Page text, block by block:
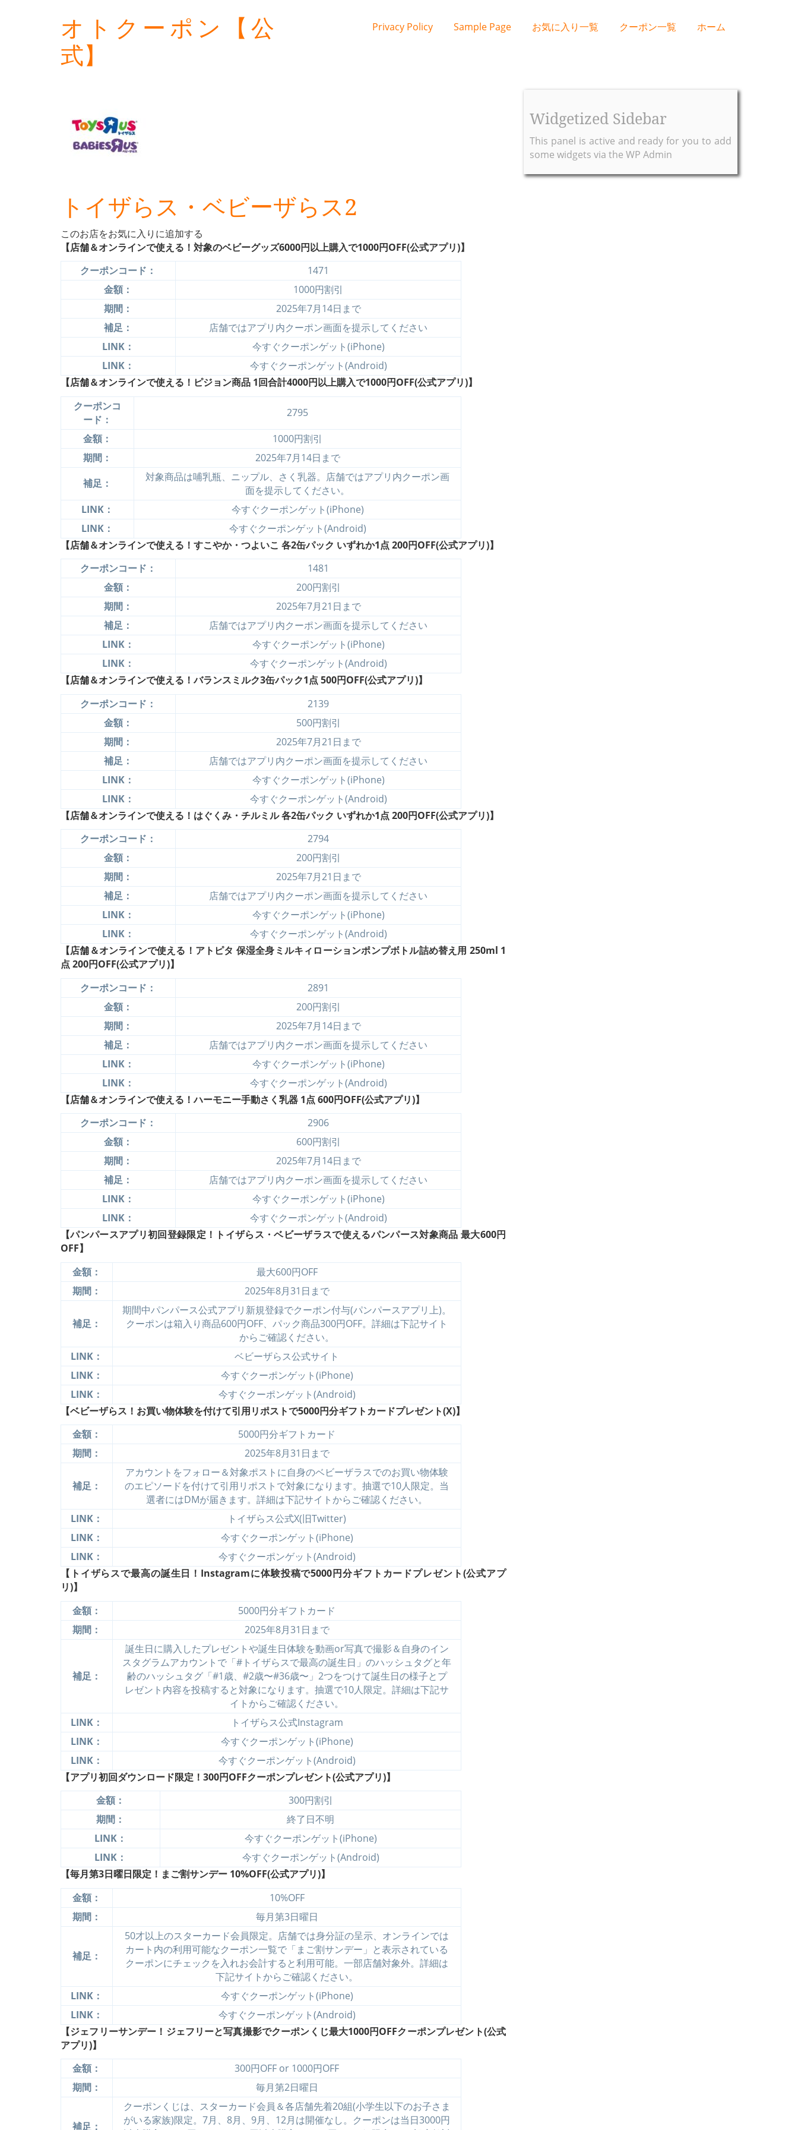
オトクーポン【公
式】
Privacy Policy Sample Page お気に入り一覧 クーポン一覧 ホーム
トイザらス・ベビーザらス2
このお店をお気に入りに追加する
【店舗＆オンラインで使える！対象のベビーグッズ6000円以上購入で1000円OFF(公式アプリ)】
クーポンコード：
1471
金額：
1000円割引
期間：
2025年7月14日まで
補足：
店舗ではアプリ内クーポン画面を提示してください
LINK：
今すぐクーポンゲット(iPhone)
LINK：
今すぐクーポンゲット(Android)
【店舗＆オンラインで使える！ピジョン商品 1回合計4000円以上購入で1000円OFF(公式アプリ)】
クーポンコ
ード：
2795
金額：
1000円割引
期間：
2025年7月14日まで
補足：
対象商品は哺乳瓶、ニップル、さく乳器。店舗ではアプリ内クーポン画
面を提示してください。
LINK：
今すぐクーポンゲット(iPhone)
LINK：
今すぐクーポンゲット(Android)
【店舗＆オンラインで使える！すこやか・つよいこ 各2缶パック いずれか1点 200円OFF(公式アプリ)】
クーポンコード：
1481
金額：
200円割引
期間：
2025年7月21日まで
補足：
店舗ではアプリ内クーポン画面を提示してください
LINK：
今すぐクーポンゲット(iPhone)
LINK：
今すぐクーポンゲット(Android)
【店舗＆オンラインで使える！バランスミルク3缶パック1点 500円OFF(公式アプリ)】
クーポンコード：
2139
金額：
500円割引
期間：
2025年7月21日まで
補足：
店舗ではアプリ内クーポン画面を提示してください
LINK：
今すぐクーポンゲット(iPhone)
LINK：
今すぐクーポンゲット(Android)
【店舗＆オンラインで使える！はぐくみ・チルミル 各2缶パック いずれか1点 200円OFF(公式アプリ)】
クーポンコード：
2794
金額：
200円割引
期間：
2025年7月21日まで
補足：
店舗ではアプリ内クーポン画面を提示してください
LINK：
今すぐクーポンゲット(iPhone)
LINK：
今すぐクーポンゲット(Android)
【店舗＆オンラインで使える！アトピタ 保湿全身ミルキィローションポンプボトル詰め替え用 250ml 1
点 200円OFF(公式アプリ)】
クーポンコード：
2891
金額：
200円割引
期間：
2025年7月14日まで
補足：
店舗ではアプリ内クーポン画面を提示してください
LINK：
今すぐクーポンゲット(iPhone)
LINK：
今すぐクーポンゲット(Android)
【店舗＆オンラインで使える！ハーモニー手動さく乳器 1点 600円OFF(公式アプリ)】
クーポンコード：
2906
金額：
600円割引
期間：
2025年7月14日まで
補足：
店舗ではアプリ内クーポン画面を提示してください
LINK：
今すぐクーポンゲット(iPhone)
LINK：
今すぐクーポンゲット(Android)
【パンパースアプリ初回登録限定！トイザらス・ベビーザラスで使えるパンパース対象商品 最大600円
OFF】
金額：
最大600円OFF
期間：
2025年8月31日まで
補足：
期間中パンパース公式アプリ新規登録でクーポン付与(パンパースアプリ上)。
クーポンは箱入り商品600円OFF、パック商品300円OFF。詳細は下記サイト
からご確認ください。
LINK：
ベビーザらス公式サイト
LINK：
今すぐクーポンゲット(iPhone)
LINK：
今すぐクーポンゲット(Android)
【ベビーザらス！お買い物体験を付けて引用リポストで5000円分ギフトカードプレゼント(X)】
金額：
5000円分ギフトカード
期間：
2025年8月31日まで
補足：
アカウントをフォロー＆対象ポストに自身のベビーザラスでのお買い物体験
のエピソードを付けて引用リポストで対象になります。抽選で10人限定。当
選者にはDMが届きます。詳細は下記サイトからご確認ください。
LINK：
トイザらス公式X(旧Twitter)
LINK：
今すぐクーポンゲット(iPhone)
LINK：
今すぐクーポンゲット(Android)
【トイザらスで最高の誕生日！Instagramに体験投稿で5000円分ギフトカードプレゼント(公式アプ
リ)】
金額：
5000円分ギフトカード
期間：
2025年8月31日まで
補足：
誕生日に購入したプレゼントや誕生日体験を動画or写真で撮影＆自身のイン
スタグラムアカウントで「#トイザらスで最高の誕生日」のハッシュタグと年
齢のハッシュタグ「#1歳、#2歳〜#36歳〜」2つをつけて誕生日の様子とプ
レゼント内容を投稿すると対象になります。抽選で10人限定。詳細は下記サ
イトからご確認ください。
LINK：
トイザらス公式Instagram
LINK：
今すぐクーポンゲット(iPhone)
LINK：
今すぐクーポンゲット(Android)
【アプリ初回ダウンロード限定！300円OFFクーポンプレゼント(公式アプリ)】
金額：
300円割引
期間：
終了日不明
LINK：
今すぐクーポンゲット(iPhone)
LINK：
今すぐクーポンゲット(Android)
【毎月第3日曜日限定！まご割サンデー 10%OFF(公式アプリ)】
金額：
10%OFF
期間：
毎月第3日曜日
補足：
50才以上のスターカード会員限定。店舗では身分証の呈示、オンラインでは
カート内の利用可能なクーポン一覧で「まご割サンデー」と表示されている
クーポンにチェックを入れお会計すると利用可能。一部店舗対象外。詳細は
下記サイトからご確認ください。
LINK：
今すぐクーポンゲット(iPhone)
LINK：
今すぐクーポンゲット(Android)
【ジェフリーサンデー！ジェフリーと写真撮影でクーポンくじ最大1000円OFFクーポンプレゼント(公式
アプリ)】
金額：
300円OFF or 1000円OFF
期間：
毎月第2日曜日
補足：
クーポンくじは、スターカード会員＆各店舗先着20組(小学生以下のお子さま
がいる家族)限定。7月、8月、9月、12月は開催なし。クーポンは当日3000円
Widgetized Sidebar
This panel is active and ready for you to add
some widgets via the WP Admin